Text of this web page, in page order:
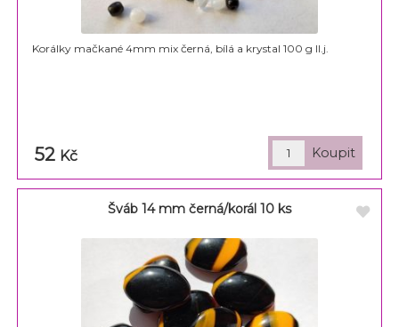
Korálky mačkané 4mm mix černá, bílá a krystal 100 g II.j.
52 Kč
Šváb 14 mm černá/korál 10 ks